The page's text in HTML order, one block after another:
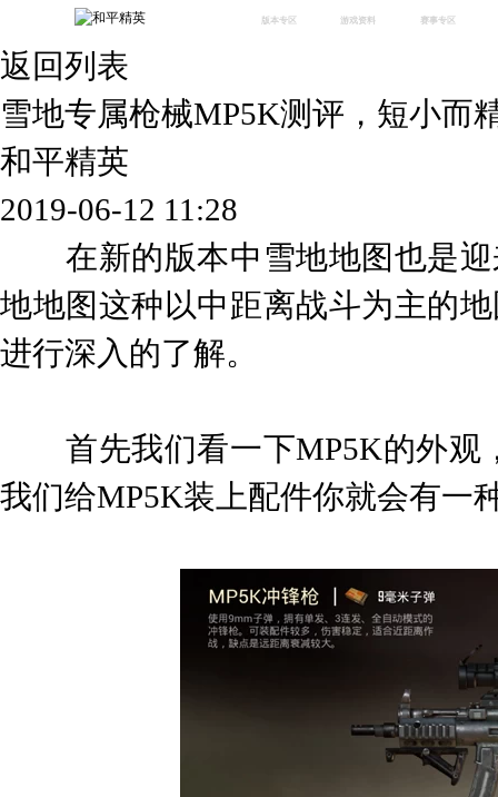
版本专区 游戏资料 赛事专区
体验服 授权赛 腾
返回列表
雪地专属枪械MP5K测评，短小而
和平精英
2019-06-12 11:28
在新的版本中雪地地图也是迎
地地图这种以中距离战斗为主的
进行深入的了解。
首先我们看一下MP5K的外观
我们给MP5K装上配件你就会有一